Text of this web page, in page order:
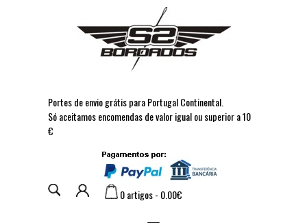
Portes de envio grátis para Portugal Continental.
Só aceitamos encomendas de valor igual ou superior a 10
€
0 artigos - 0.00€